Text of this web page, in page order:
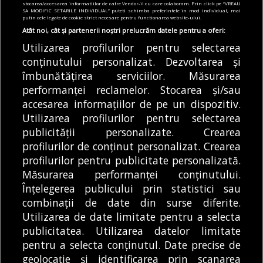
valorează tichetul social
05/08/2026
Articole Știri
Noi întreruperi de curent în București, Ilfov
și Giurgiu. Rețele Electrice Muntenia
transmite lista actualizată a străzilor
afectate
MODIFICĂ SETĂRILE COOKIES
© Copyright 2025 - Buletin de București.
Găzduit dePresslabs.com. Powered by TRS Design.
Despre
Noi
Media
Kit
Politică De
Confidențialitate
Cookie
Policy (EU)
Cookie
Policy
stocarea/accesarea informatiilor de catre Vendor-ii cu care colaboram. Prin click pe “VREAU
SA MODIFIC SETARILE INDIVIDUAL” puteti schimba preferintele in mod individual, mai
putin cele legate de cookie strict necesare pentru functionarea website-ului.
Atât noi, cât și partenerii noștri prelucrăm datele pentru a oferi:
Utilizarea profilurilor pentru selectarea
conținutului personalizat. Dezvoltarea și
îmbunătățirea serviciilor. Măsurarea
performanței reclamelor. Stocarea și/sau
accesarea informațiilor de pe un dispozitiv.
Utilizarea profilurilor pentru selectarea
publicității personalizate. Crearea
profilurilor de conținut personalizat. Crearea
profilurilor pentru publicitate personalizată.
Măsurarea performanței conținutului.
Înțelegerea publicului prin statistici sau
combinații de date din surse diferite.
Utilizarea de date limitate pentru a selecta
publicitatea. Utilizarea datelor limitate
pentru a selecta conținutul. Date precise de
geolocație și identificarea prin scanarea